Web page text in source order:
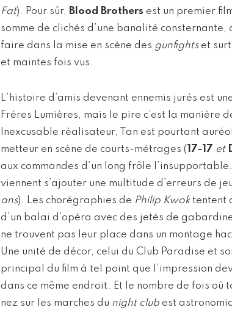
Fat). Pour sûr, Blood Brothers est un premier
somme de clichés d’une banalité
faire dans la mise en scène des gunfightset
et maintes fois vus.
L’histoire d’amis devenant ennemis jurés est
Frères Lumières, mais le pire c’est la manière
Inexcusable réalisateur, Tan est pourtant
metteur en scène de courts-métrages ( 17-17 et
aux commandes d’un long frôle
viennent s’ajouter une multitude d’erreurs de
ans). Les chorégraphies de Philip Kwoktentent
d’un balai d’opéra avec des jetés de
ne trouvent pas leur place dans un montage
Une unité de décor, celui du Club Paradise et
principal du film à tel point que l’impression
dans ce même endroit. Et le nombre de fois où
nez sur les marches du night club est